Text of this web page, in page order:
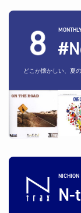
どこか懐かしい、夏